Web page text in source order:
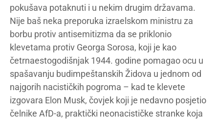
pokušava potaknuti i u nekim drugim državama.
Nije baš neka preporuka izraelskom ministru za
borbu protiv antisemitizma da se priklonio
klevetama protiv Georga Sorosa, koji je kao
četrnaestogodišnjak 1944. godine pomagao ocu u
spašavanju budimpeštanskih Židova u jednom od
najgorih nacističkih pogroma – kad te klevete
izgovara Elon Musk, čovjek koji je nedavno posjetio
čelnike AfD-a, praktički neonacističke stranke koja